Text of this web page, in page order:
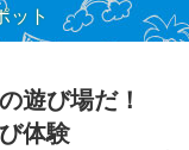
ット
遊び場だ！
体験